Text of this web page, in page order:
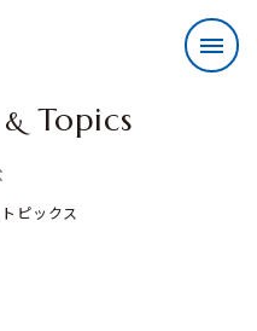
& Topics
ピックス